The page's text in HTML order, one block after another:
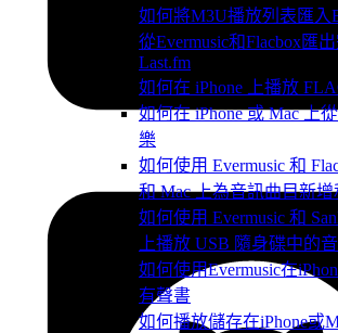
如何將M3U播放列表匯入
從Evermusic和Flacbox匯
Last.fm
如何在 iPhone 上播放
如何在 iPhone 或 Mac 上
樂
如何使用 Evermusic 和
和 Mac 上為音訊曲目新
如何使用 Evermusic 和
上播放 USB 隨身碟中的
如何使用Evermusic在
有聲書
如何播放儲存在iPhone或